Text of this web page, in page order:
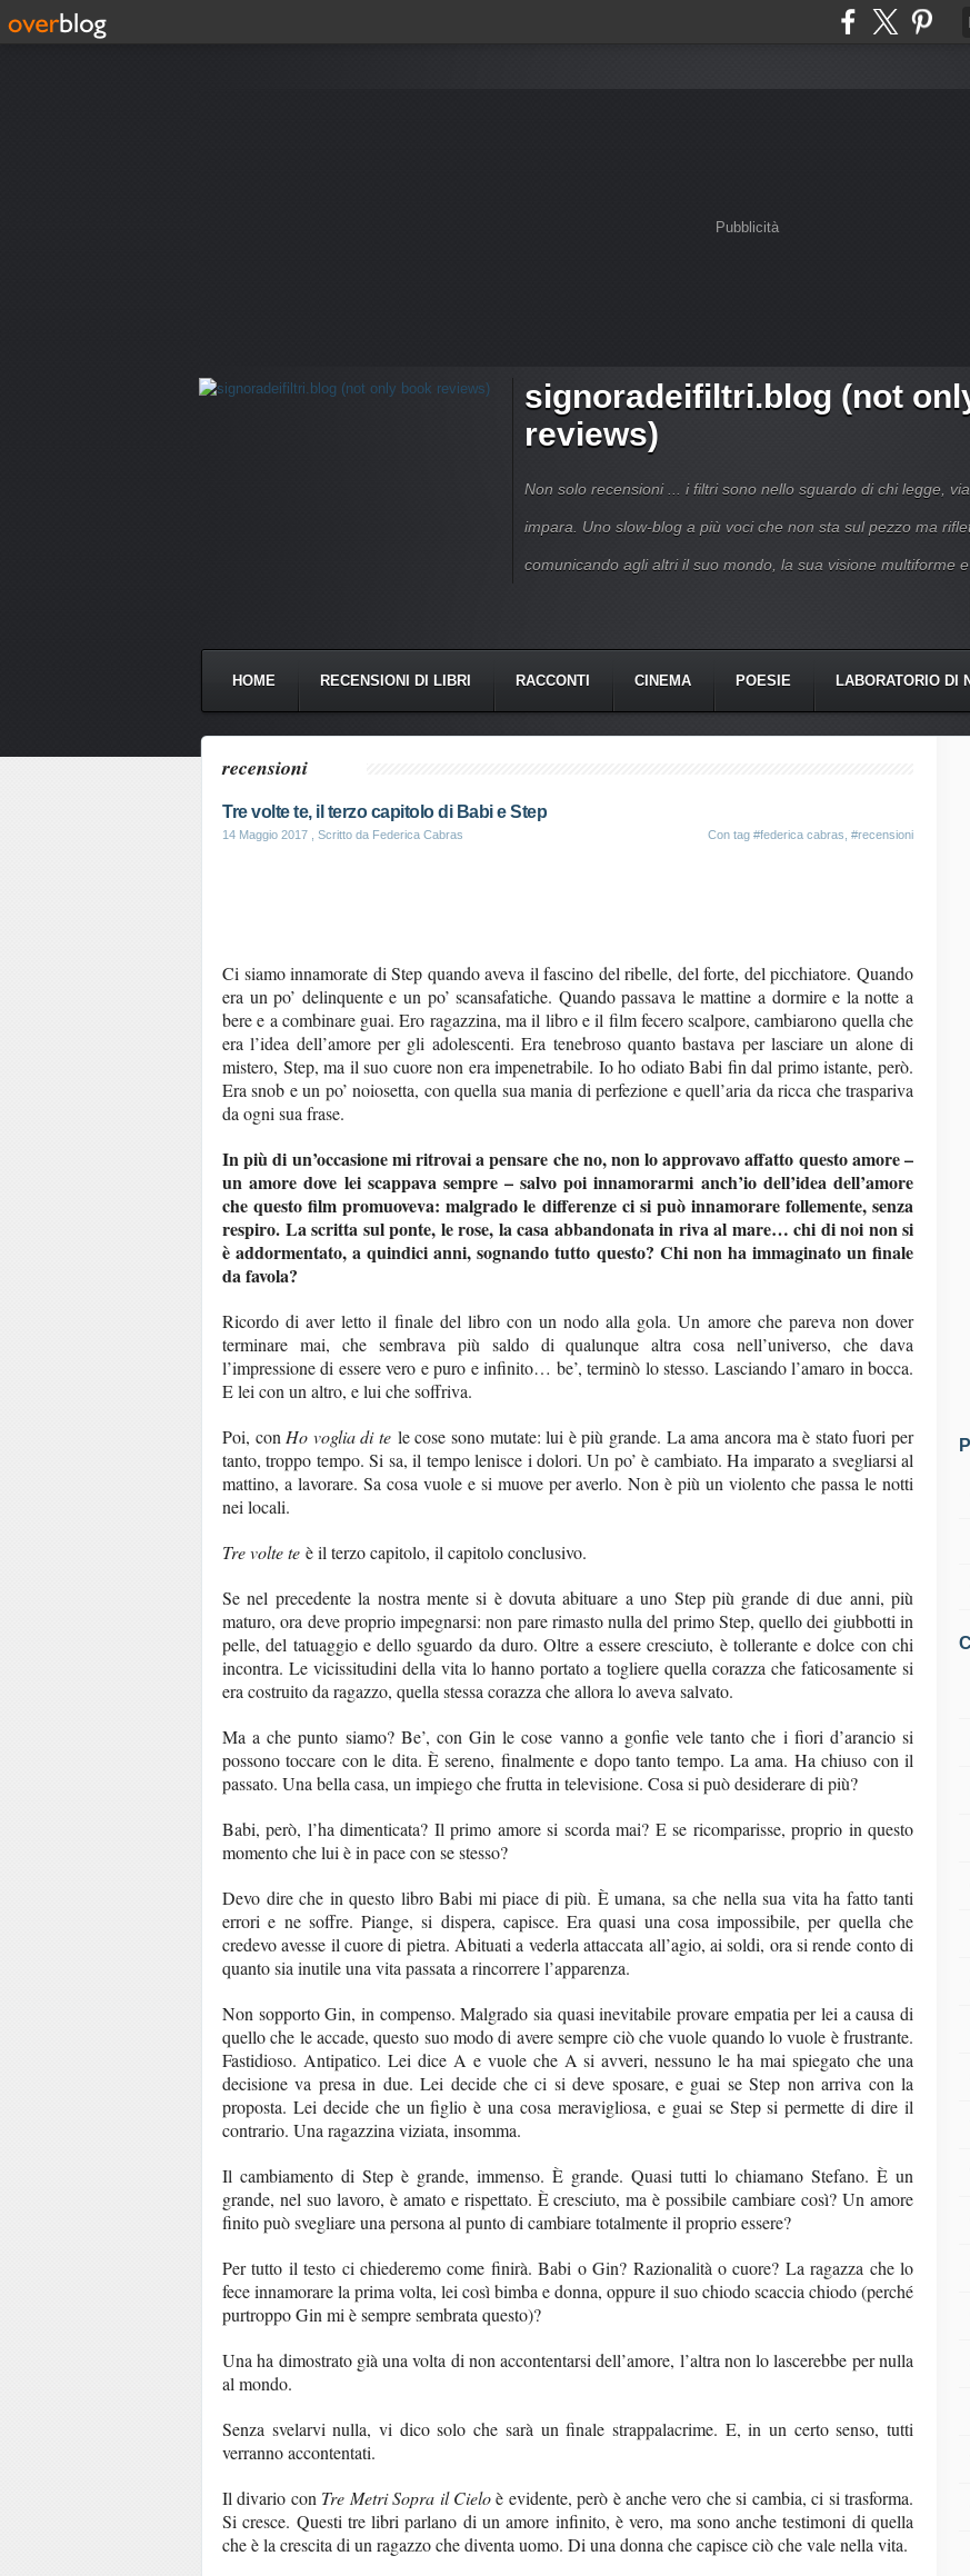
Pubblicità
signoradeifiltri.blog (not
reviews)
Non solo recensioni ... i filtri sono nello sguardo di chi legge,
impara. Uno slow-blog a più voci che non sta sul pezzo ma
comunicando agli altri il suo mondo, la sua visione multiforme e
HOME RECENSIONI DI LIBRI RACCONTI CINEMA POESIE LABORATORIO DI
recensioni
Tre volte te, il terzo capitolo di Babi e Step
14 Maggio 2017 , Scritto da Federica Cabras Con tag #federica cabras #recensioni
Ci siamo innamorate di Step quando aveva il fascino del ribelle, del forte, del picchiatore. Quando
era un po’ delinquente e un po’ scansafatiche. Quando passava le mattine a dormire e la notte a
bere e a combinare guai. Ero ragazzina, ma il libro e il film fecero scalpore, cambiarono quella che
era l’idea dell’amore per gli adolescenti. Era tenebroso quanto bastava per lasciare un alone di
mistero, Step, ma il suo cuore non era impenetrabile. Io ho odiato Babi fin dal primo istante, però.
Era snob e un po’ noiosetta, con quella sua mania di perfezione e quell’aria da ricca che traspariva
da ogni sua frase.
In più di un’occasione mi ritrovai a pensare che no, non lo approvavo affatto questo amore –
un amore dove lei scappava sempre – salvo poi innamorarmi anch’io dell’idea dell’amore
che questo film promuoveva: malgrado le differenze ci si può innamorare follemente, senza
respiro. La scritta sul ponte, le rose, la casa abbandonata in riva al mare… chi di noi non si
è addormentato, a quindici anni, sognando tutto questo? Chi non ha immaginato un finale
da favola?
Ricordo di aver letto il finale del libro con un nodo alla gola. Un amore che pareva non dover
terminare mai, che sembrava più saldo di qualunque altra cosa nell’universo, che dava
l’impressione di essere vero e puro e infinito… be’, terminò lo stesso. Lasciando l’amaro in bocca.
E lei con un altro, e lui che soffriva.
Poi, con Ho voglia di te le cose sono mutate: lui è più grande. La ama ancora ma è stato fuori per
tanto, troppo tempo. Si sa, il tempo lenisce i dolori. Un po’ è cambiato. Ha imparato a svegliarsi al
mattino, a lavorare. Sa cosa vuole e si muove per averlo. Non è più un violento che passa le notti
nei locali.
Tre volte te è il terzo capitolo, il capitolo conclusivo.
Se nel precedente la nostra mente si è dovuta abituare a uno Step più grande di due anni, più
maturo, ora deve proprio impegnarsi: non pare rimasto nulla del primo Step, quello dei giubbotti in
pelle, del tatuaggio e dello sguardo da duro. Oltre a essere cresciuto, è tollerante e dolce con chi
incontra. Le vicissitudini della vita lo hanno portato a togliere quella corazza che faticosamente si
era costruito da ragazzo, quella stessa corazza che allora lo aveva salvato.
Ma a che punto siamo? Be’, con Gin le cose vanno a gonfie vele tanto che i fiori d’arancio si
possono toccare con le dita. È sereno, finalmente e dopo tanto tempo. La ama. Ha chiuso con il
passato. Una bella casa, un impiego che frutta in televisione. Cosa si può desiderare di più?
Babi, però, l’ha dimenticata? Il primo amore si scorda mai? E se ricomparisse, proprio in questo
momento che lui è in pace con se stesso?
Devo dire che in questo libro Babi mi piace di più. È umana, sa che nella sua vita ha fatto tanti
errori e ne soffre. Piange, si dispera, capisce. Era quasi una cosa impossibile, per quella che
credevo avesse il cuore di pietra. Abituati a vederla attaccata all’agio, ai soldi, ora si rende conto di
quanto sia inutile una vita passata a rincorrere l’apparenza.
Non sopporto Gin, in compenso. Malgrado sia quasi inevitabile provare empatia per lei a causa di
quello che le accade, questo suo modo di avere sempre ciò che vuole quando lo vuole è frustrante.
Fastidioso. Antipatico. Lei dice A e vuole che A si avveri, nessuno le ha mai spiegato che una
decisione va presa in due. Lei decide che ci si deve sposare, e guai se Step non arriva con la
proposta. Lei decide che un figlio è una cosa meravigliosa, e guai se Step si permette di dire il
contrario. Una ragazzina viziata, insomma.
Il cambiamento di Step è grande, immenso. È grande. Quasi tutti lo chiamano Stefano. È un
grande, nel suo lavoro, è amato e rispettato. È cresciuto, ma è possibile cambiare così? Un amore
finito può svegliare una persona al punto di cambiare totalmente il proprio essere?
Per tutto il testo ci chiederemo come finirà. Babi o Gin? Razionalità o cuore? La ragazza che lo
fece innamorare la prima volta, lei così bimba e donna, oppure il suo chiodo scaccia chiodo (perché
purtroppo Gin mi è sempre sembrata questo)?
Una ha dimostrato già una volta di non accontentarsi dell’amore, l’altra non lo lascerebbe per nulla
al mondo.
Senza svelarvi nulla, vi dico solo che sarà un finale strappalacrime. E, in un certo senso, tutti
verranno accontentati.
Il divario con Tre Metri Sopra il Cieloè evidente, però è anche vero che si cambia, ci si trasforma.
Si cresce. Questi tre libri parlano di un amore infinito, è vero, ma sono anche testimoni di quella
che è la crescita di un ragazzo che diventa uomo. Di una donna che capisce ciò che vale nella vita.